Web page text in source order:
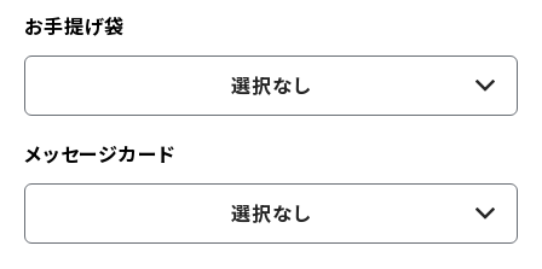
お手提げ袋
選択なし
メッセージカード
選択なし